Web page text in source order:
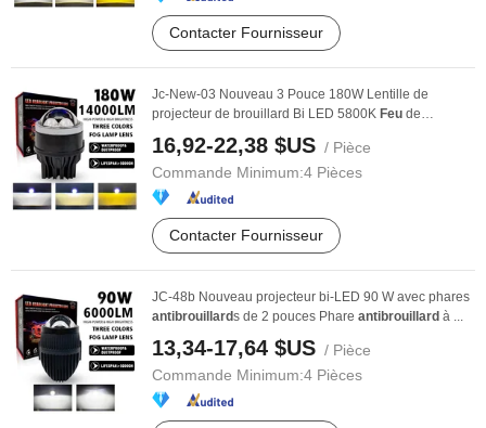
Contacter Fournisseur
Jc-New-03 Nouveau 3 Pouce 180W Lentille de
projecteur de brouillard Bi LED 5800K Feu de
16,92-22,38 $US / Pièce
Commande Minimum:4 Pièces
Contacter Fournisseur
JC-48b Nouveau projecteur bi-LED 90 W avec phares
antibrouillards de 2 pouces Phare antibrouillard à ...
13,34-17,64 $US / Pièce
Commande Minimum:4 Pièces